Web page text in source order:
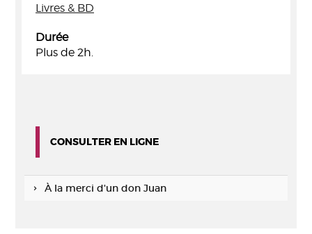
Livres & BD
Durée
Plus de 2h.
CONSULTER EN LIGNE
À la merci d'un don Juan